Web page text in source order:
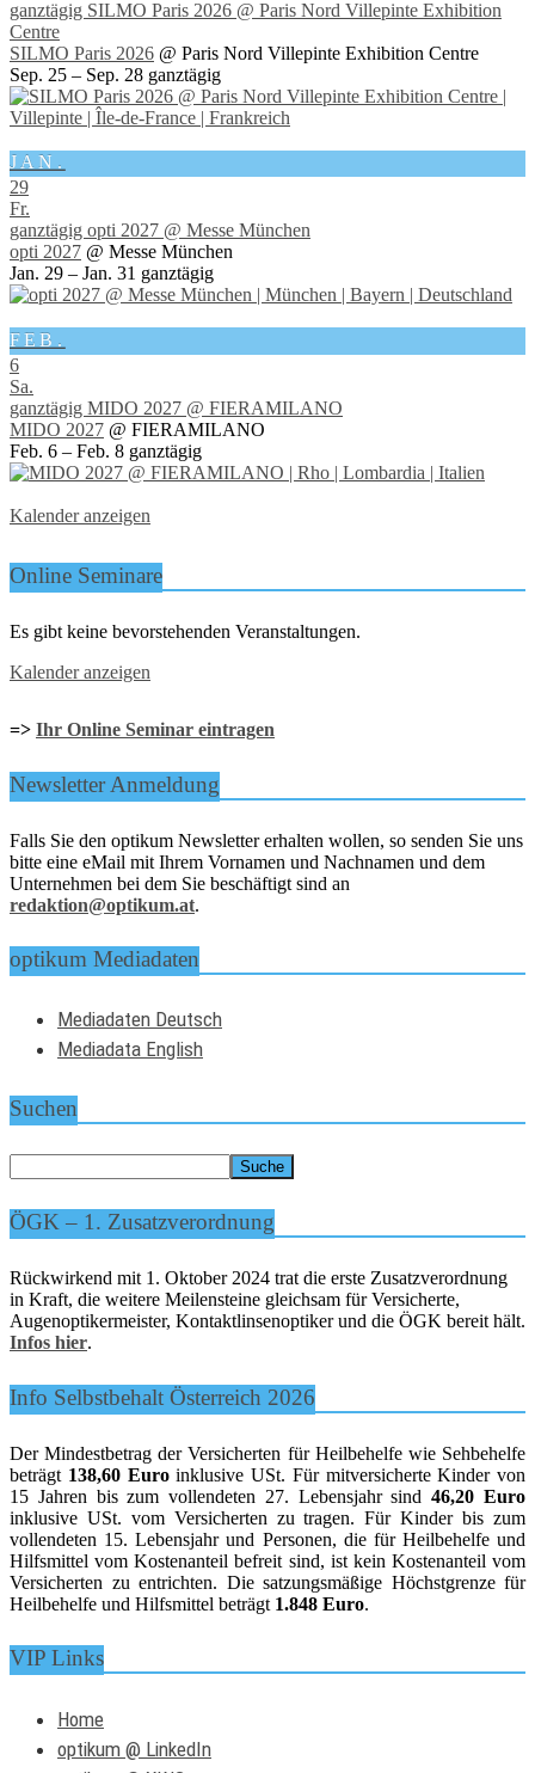
ganztägig SILMO Paris 2026 @ Paris Nord Villepinte Exhibition
Centre
SILMO Paris 2026 @ Paris Nord Villepinte Exhibition Centre
Sep. 25 – Sep. 28 ganztägig
JAN.
29
Fr.
ganztägig opti 2027 @ Messe München
opti 2027 @ Messe München
Jan. 29 – Jan. 31 ganztägig
FEB.
6
Sa.
ganztägig MIDO 2027 @ FIERAMILANO
MIDO 2027 @ FIERAMILANO
Feb. 6 – Feb. 8 ganztägig
Kalender anzeigen
Online Seminare
Es gibt keine bevorstehenden Veranstaltungen.
Kalender anzeigen
=> Ihr Online Seminar eintragen
Newsletter Anmeldung
Falls Sie den optikum Newsletter erhalten wollen, so senden Sie uns
bitte eine eMail mit Ihrem Vornamen und Nachnamen und dem
Unternehmen bei dem Sie beschäftigt sind an
redaktion@optikum.at.
optikum Mediadaten
Mediadaten Deutsch
Mediadata English
Suchen
ÖGK – 1. Zusatzverordnung
Rückwirkend mit 1. Oktober 2024 trat die erste Zusatzverordnung
in Kraft, die weitere Meilensteine gleichsam für Versicherte,
Augenoptikermeister, Kontaktlinsenoptiker und die ÖGK bereit hält.
Infos hier.
Info Selbstbehalt Österreich 2026
Der Mindestbetrag der Versicherten für Heilbehelfe wie Sehbehelfe
beträgt 138,60 Euroinklusive USt. Für mitversicherte Kinder von
15 Jahren bis zum vollendeten 27. Lebensjahr sind46,20 Euro
inklusive USt. vom Versicherten zu tragen. Für Kinder bis zum
vollendeten 15. Lebensjahr und Personen, die für Heilbehelfe und
Hilfsmittel vom Kostenanteil befreit sind, ist kein Kostenanteil vom
Versicherten zu entrichten. Die satzungsmäßige Höchstgrenze für
Heilbehelfe und Hilfsmittel beträgt 1.848 Euro.
VIP Links
Home
optikum @ LinkedIn